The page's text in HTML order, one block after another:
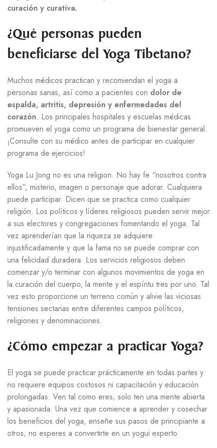
curación y curativa.
¿Qué personas pueden
beneficiarse del Yoga Tibetano?
Muchos médicos practican y recomiendan el yoga a
personas sanas, así como a pacientes con dolor de
espalda, artritis, depresión y enfermedades del
corazón. Los principales hospitales y escuelas médicas
promueven el yoga como un programa de bienestar general.
¡Consulte con su médico antes de participar en cualquier
programa de ejercicios!
Yoga Lu Jong no es una religion. No hay fe “nosotros contra
ellos”, misterio, imagen o personaje que adorar. Cualquiera
puede participar. Dicen que se practica como cualquier
religión. Los políticos y líderes religiosos pueden servir mejor
a sus electores y congregaciones fomentando el yoga. Tal
vez aprenderían que la riqueza se adquiere
injustificadamente y que la fama no se puede comprar con
una felicidad duradera. Los servicios religiosos deben
comenzar y/o terminar con algunos movimientos de yoga en
la curación del cuerpo, la mente y el espíritu tres por uno. Tal
vez esto proporcione un terreno común y alivie las viciosas
tensiones sectarias entre diferentes campos políticos,
religiones y denominaciones.
¿Cómo empezar a practicar Yoga?
El yoga se puede practicar prácticamente en todas partes y
no requiere equipos costosos ni capacitación y educación
prolongadas. Ven tal como eres; solo ten una mente abierta
y apasionada. Una vez que comience a aprender y cosechar
los beneficios del yoga, enseñe sus pasos de principiante a
otros; no esperes a convertirte en un yogui experto.